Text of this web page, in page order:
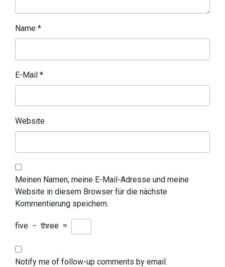
Name *
E-Mail *
Website
Meinen Namen, meine E-Mail-Adresse und meine
Website in diesem Browser für die nächste
Kommentierung speichern.
five − three =
Notify me of follow-up comments by email.